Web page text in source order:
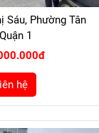
Sáu, Phường Tân
1
hệ